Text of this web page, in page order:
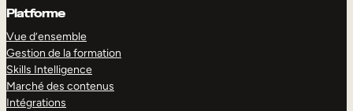
Platforme
Vue d’ensemble
Gestion de la formation
Skills Intelligence
Marché des contenus
Intégrations